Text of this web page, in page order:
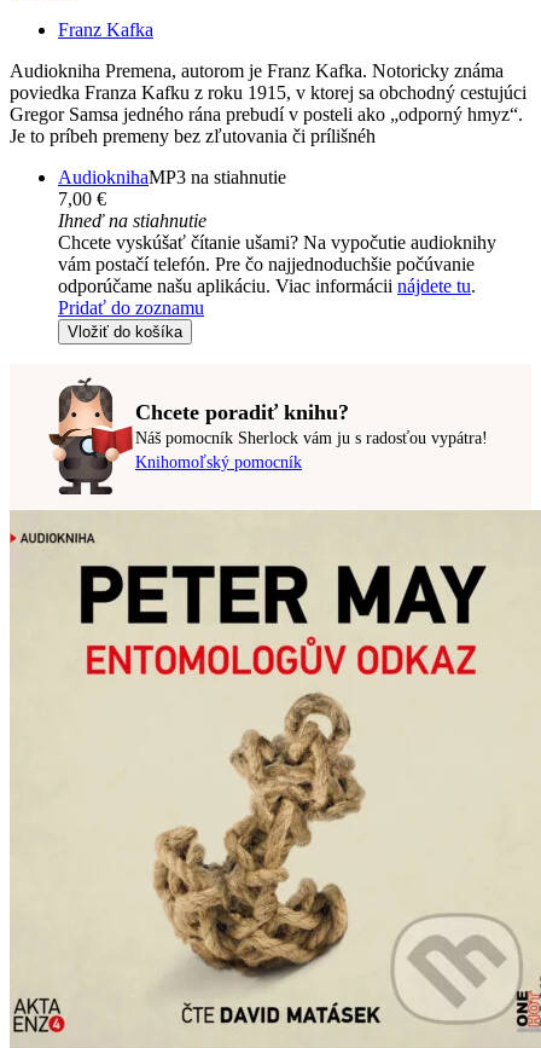
Franz Kafka
Audiokniha Premena, autorom je Franz Kafka. Notoricky známa
poviedka Franza Kafku z roku 1915, v ktorej sa obchodný cestujúci
Gregor Samsa jedného rána prebudí v posteli ako „odporný hmyz“.
Je to príbeh premeny bez zľutovania či prílišnéh
AudioknihaMP3 na stiahnutie
7,00 €
Ihneď na stiahnutie
Chcete vyskúšať čítanie ušami? Na vypočutie audioknihy
vám postačí telefón. Pre čo najjednoduchšie počúvanie
odporúčame našu aplikáciu. Viac informácii nájdete tu.
Pridať do zoznamu
Vložiť do košíka
Chcete poradiť knihu?
Náš pomocník Sherlock vám ju s radosťou vypátra!
Knihomoľský pomocník